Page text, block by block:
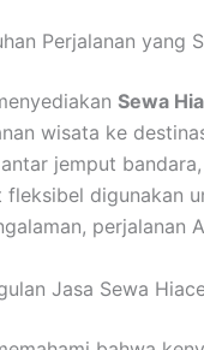
Perjalanan yang
Sewa
wisata ke
jemput
fleksibel digunakan
perjalanan
Jasa Sewa